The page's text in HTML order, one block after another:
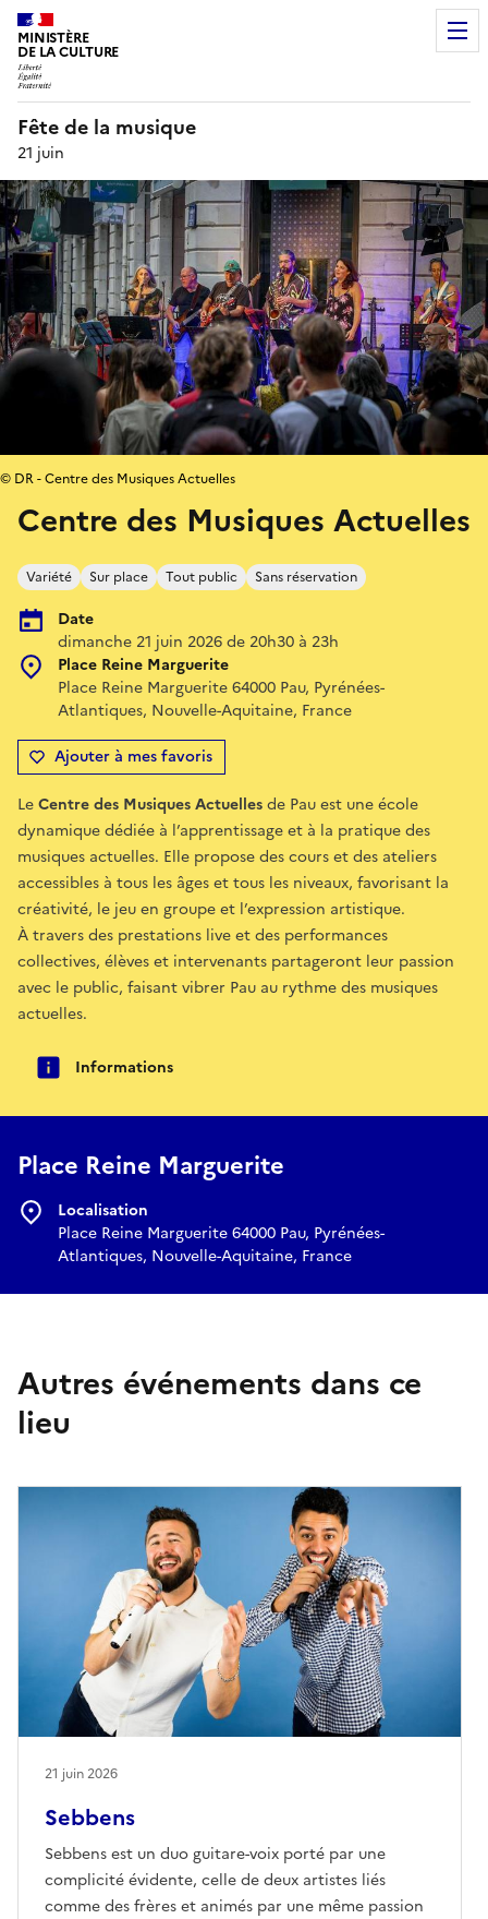
MINISTÈRE
DE LA CULTURE
Fête de la musique
21 juin
Centre des Musiques Actuelles
Variété Sur place Tout public Sans réservation
Date
dimanche 21 juin 2026 de 20h30 à 23h
Place Reine Marguerite
Place Reine Marguerite 64000 Pau, Pyrénées-
Atlantiques, Nouvelle-Aquitaine, France
Ajouter à mes favoris
© DR - Centre des Musiques Actuelles
LeCentre des Musiques Actuellesde Pau est une école
dynamique dédiée à l’apprentissage et à la pratique des
musiques actuelles. Elle propose des cours et des ateliers
accessibles à tous les âges et tous les niveaux, favorisant la
créativité, le jeu en groupe et l’expression artistique.
À travers des prestations live et des performances
collectives, élèves et intervenants partageront leur passion
avec le public, faisant vibrer Pau au rythme des musiques
actuelles.
Informations
Place Reine Marguerite
Localisation
Place Reine Marguerite 64000 Pau, Pyrénées-
Atlantiques, Nouvelle-Aquitaine, France
Autres événements dans ce
lieu
Sebbens
Sebbens est un duo guitare-voix porté par une
complicité évidente, celle de deux artistes liés
comme des frères et animés par une même passion
21 juin 2026